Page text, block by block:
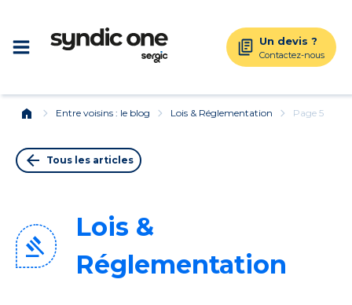
Un devis ?
Contactez-nous
home chevron_right Entre voisins : le blog chevron_right Lois & Réglementation chevron_right Page 5
arrow_back Tous les articles
Lois &
Réglementation